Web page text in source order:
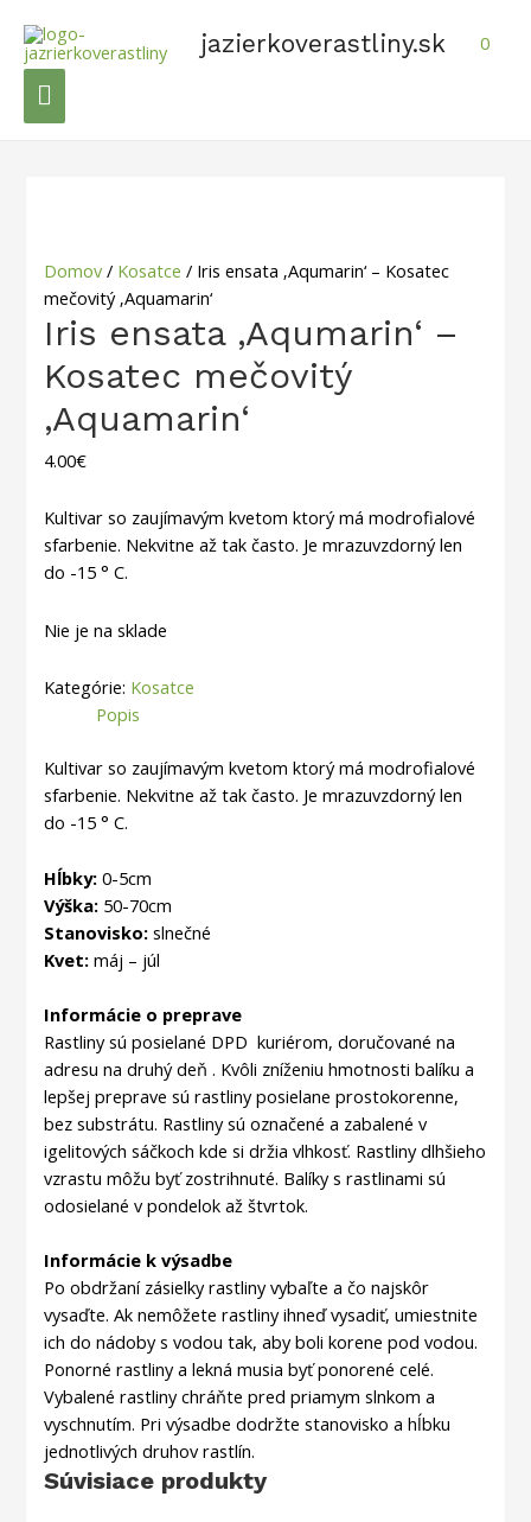
obsah
jazierkoverastliny.sk
Hlavné
0
Domov / Kosatce / Iris ensata ‚Aqumarin‘ – Kosatec
mečovitý ‚Aquamarin‘
Iris ensata ‚Aqumarin‘ –
Kosatec mečovitý
‚Aquamarin‘
4.00€
Kultivar so zaujímavým kvetom ktorý mámodrofialové
sfarbenie. Nekvitne až tak často. Je mrazuvzdorný len
do -15 ° C.
Nie je na sklade
Kategórie: Kosatce
Popis
Kultivar so zaujímavým kvetom ktorý má modrofialové
sfarbenie. Nekvitne až tak často. Je mrazuvzdorný len
do -15 ° C.
Hĺbky:0-5cm
Výška: 50-70cm
Stanovisko:slnečné
Kvet:máj – júl
Informácie o preprave
Rastliny sú posielané DPD kuriérom, doručované na
adresu na druhý deň . Kvôli zníženiu hmotnosti balíku a
lepšej preprave sú rastliny posielane prostokorenne,
bez substrátu. Rastliny sú označené a zabalené v
igelitových sáčkoch kde si držia vlhkosť. Rastliny dlhšieho
vzrastu môžu byť zostrihnuté. Balíky s rastlinami sú
odosielané v pondelok až štvrtok.
Informácie k výsadbe
Po obdržaní zásielky rastliny vybaľte a čo najskôr
vysaďte. Ak nemôžete rastliny ihneď vysadiť, umiestnite
ich do nádoby s vodou tak, aby boli korene pod vodou.
Ponorné rastliny a lekná musia byť ponorené celé.
Vybalené rastliny chráňte pred priamym slnkom a
vyschnutím. Pri výsadbe dodržte stanovisko a hĺbku
jednotlivých druhov rastlín.
Súvisiace produkty